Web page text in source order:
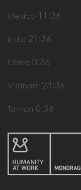
Mexico 11:36
India 21:36
China 0:36
Vietnam 23:36
Taiwan 0:36